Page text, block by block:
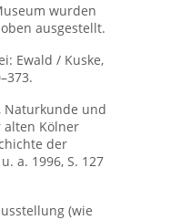
wurden
ausgestellt.
Ewald / Kuske,
Naturkunde und
alten Kölner
der
a. 1996, S. 127
(wie